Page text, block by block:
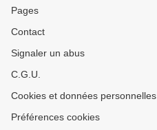
Pages
Contact
Signaler un abus
C.G.U.
Cookies et données personnelles
Préférences cookies